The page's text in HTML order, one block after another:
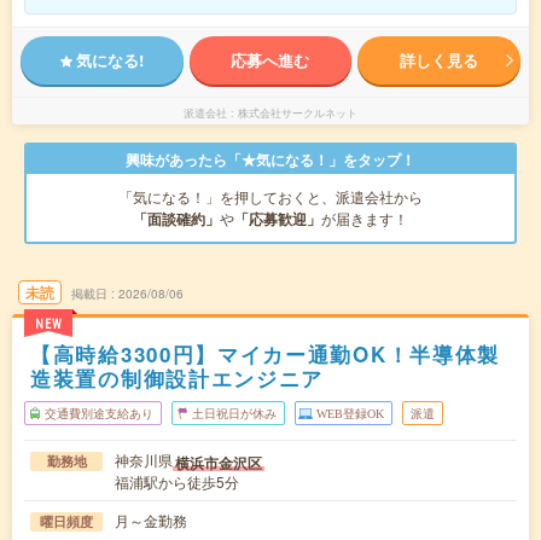
気になる! 応募へ進む 詳しく見る
派遣会社 株式会社サークルネット
興味があったら「★気になる！」をタップ！
「気になる！」を押しておくと、派遣会社から
「面談確約」 や 「応募歓迎」 が届きます！
未読
NEW
掲載日 2026/08/06
【高時給3300円】マイカー通勤OK！半導体製
造装置の制御設計エンジニア
交通費別途支給あり 土日祝日が休み WEB登録OK 派遣
勤務地 神奈川県横浜市金沢区
福浦駅から徒歩5分
曜日頻度 月～金勤務